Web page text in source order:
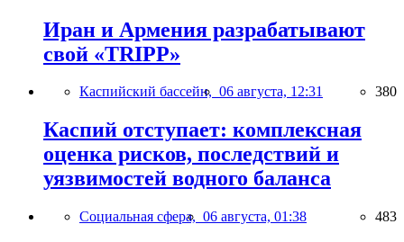
Иран и Армения разрабатывают
свой «TRIPP»
Каспийский бассейн, 06 августа, 12:31 380
Каспий отступает: комплексная
оценка рисков, последствий и
уязвимостей водного баланса
Социальная сфера, 06 августа, 01:38 483